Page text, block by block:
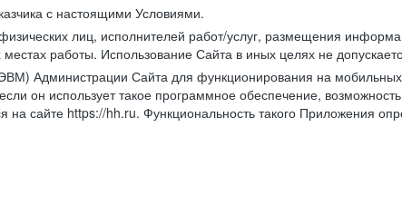
с настоящими Условиями.
лиц, исполнителей работ/услуг, размещения
работы. Использование Сайта в иных целях не
Администрации Сайта для функционирования на мобильных
он использует такое программное обеспечение,
сайте https://hh.ru. Функциональность такого Приложения